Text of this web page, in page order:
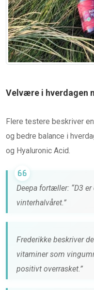
Velvære i hverdagen
Flere testere beskriver
og bedre balance i
og Hyaluronic Acid.
Deepa fortæller: “D3
vinterhalvåret.”
Frederikke beskriver
vitaminer som
positivt overrasket.”